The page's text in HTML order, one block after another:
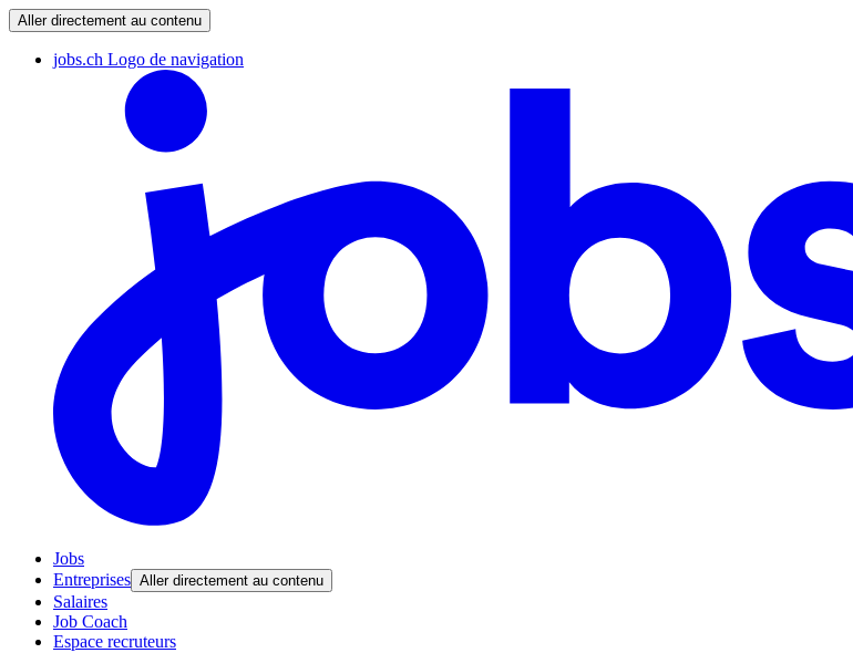
Aller directement au contenu
jobs.ch Logo de navigation
Jobs
Entreprises Aller directement au contenu
Salaires
Job Coach
Espace recruteurs